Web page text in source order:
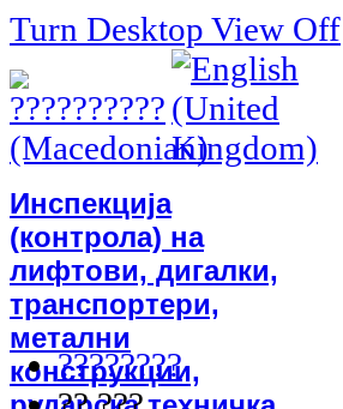
Turn Desktop View Off
Инспекција
(контрола) на
лифтови, дигалки,
транспортери,
метални
конструкции,
????????